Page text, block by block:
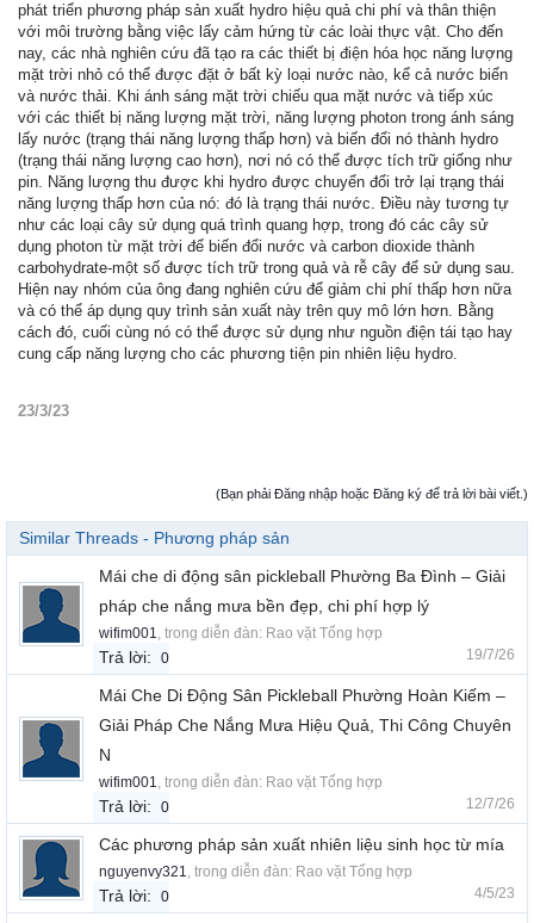
phát triển phương pháp sản xuất hydro hiệu quả chi phí và thân thiện
với môi trường bằng việc lấy cảm hứng từ các loài thực vật. Cho đến
nay, các nhà nghiên cứu đã tạo ra các thiết bị điện hóa học năng lượng
mặt trời nhỏ có thể được đặt ở bất kỳ loại nước nào, kể cả nước biển
và nước thải. Khi ánh sáng mặt trời chiếu qua mặt nước và tiếp xúc
với các thiết bị năng lượng mặt trời, năng lượng photon trong ánh sáng
lấy nước (trạng thái năng lượng thấp hơn) và biến đổi nó thành hydro
(trạng thái năng lượng cao hơn), nơi nó có thể được tích trữ giống như
pin. Năng lượng thu được khi hydro được chuyển đổi trở lại trạng thái
năng lượng thấp hơn của nó: đó là trạng thái nước. Điều này tương tự
như các loại cây sử dụng quá trình quang hợp, trong đó các cây sử
dụng photon từ mặt trời để biến đổi nước và carbon dioxide thành
carbohydrate-một số được tích trữ trong quả và rễ cây để sử dụng sau.
Hiện nay nhóm của ông đang nghiên cứu để giảm chi phí thấp hơn nữa
và có thể áp dụng quy trình sản xuất này trên quy mô lớn hơn. Bằng
cách đó, cuối cùng nó có thể được sử dụng như nguồn điện tái tạo hay
cung cấp năng lượng cho các phương tiện pin nhiên liệu hydro.
23/3/23
(Bạn phải Đăng nhập hoặc Đăng ký để trả lời bài viết.)
Similar Threads - Phương pháp sản
Mái che di động sân pickleball Phường Ba Đình – Giải
pháp che nắng mưa bền đẹp, chi phí hợp lý
wifim001, trong diễn đàn: Rao vặt Tổng hợp
Trả lời: 0 19/7/26
Mái Che Di Động Sân Pickleball Phường Hoàn Kiếm –
Giải Pháp Che Nắng Mưa Hiệu Quả, Thi Công Chuyên
N
wifim001, trong diễn đàn: Rao vặt Tổng hợp
Trả lời: 0 12/7/26
Các phương pháp sản xuất nhiên liệu sinh học từ mía
nguyenvy321, trong diễn đàn: Rao vặt Tổng hợp
Trả lời: 0 4/5/23